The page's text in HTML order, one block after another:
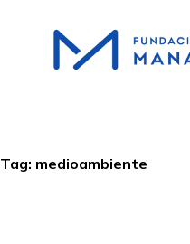
Tag: medioambiente